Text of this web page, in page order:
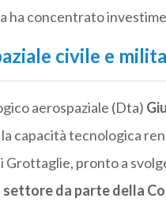
ha concentrato
civile e
aerospaziale (Dta)
capacità tecnologica
pronto a
da parte della